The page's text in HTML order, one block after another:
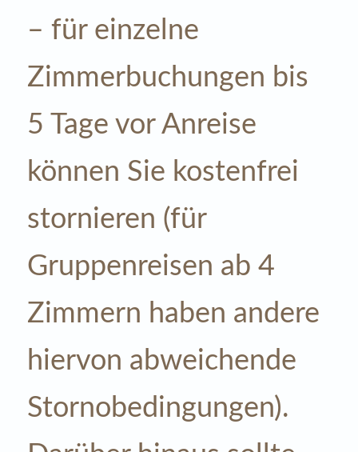
– für einzelne
Zimmerbuchungen bis
5 Tage vor Anreise
können Sie kostenfrei
stornieren (für
Gruppenreisen ab 4
Zimmern haben andere
hiervon abweichende
Stornobedingungen).